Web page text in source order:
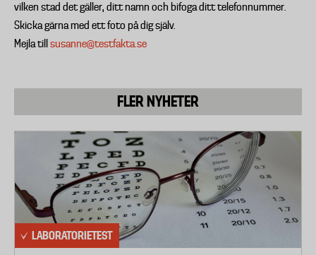
vilken stad det gäller, ditt namn och bifoga ditt telefonnummer.
Skicka gärna med ett foto på dig själv.
Mejla till susanne@testfakta.se
FLER NYHETER
LABORATORIETEST